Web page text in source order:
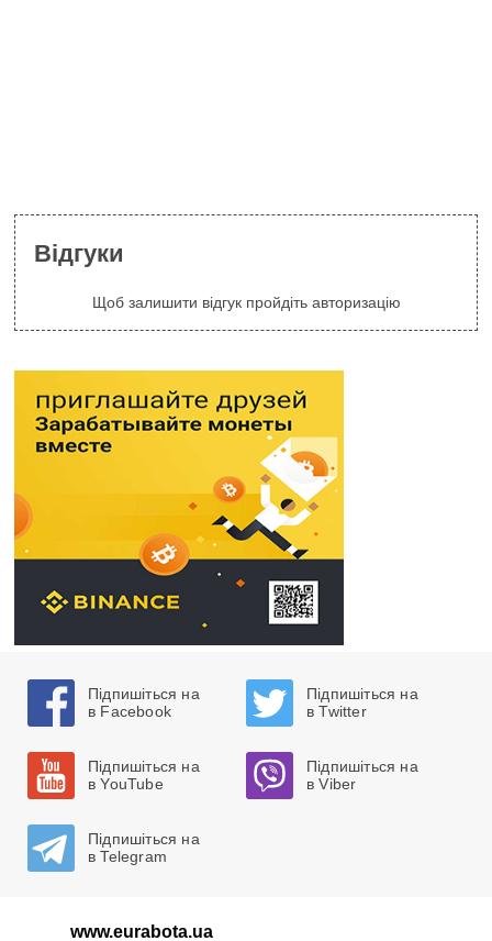
Відгуки
Щоб залишити відгук пройдіть авторизацію
Підпишіться на
в Facebook
Підпишіться на
в Twitter
Підпишіться на
в YouTube
Підпишіться на
в Viber
Підпишіться на
в Telegram
www.eurabota.ua